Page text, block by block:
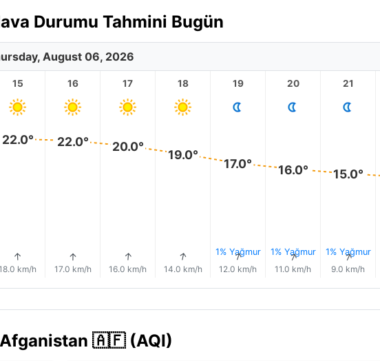
Durumu Tahmini Bugün
August 06, 2026
15
22.0°
↑
km/h
16
22.0°
↑
17.0 km/h
17
20.0°
↑
16.0 km/h
18
19.0°
↑
14.0 km/h
19
17.0°
1% Yağmur
↑
12.0 km/h
20
16.0°
1% Yağmur
↑
11.0 km/h
21
15.0°
1% Yağmur
↑
9.0 km/h
Afganistan 🇦🇫 (AQI)